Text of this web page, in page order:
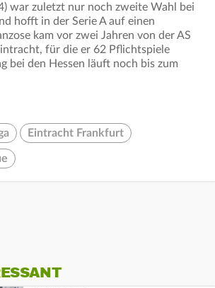
war zuletzt nur noch zweite Wahl bei
hofft in der Serie A auf einen
kam vor zwei Jahren von der AS
für die er 62 Pflichtspiele
bei den Hessen läuft noch bis zum
Eintracht Frankfurt